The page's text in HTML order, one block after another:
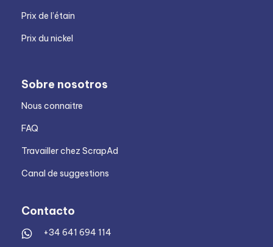
Prix de l’étain
Prix du nickel
Sobre nosotros
Nous connaitre
FAQ
Travailler chez ScrapAd
Canal de suggestions
Contacto
+34 641 694 114